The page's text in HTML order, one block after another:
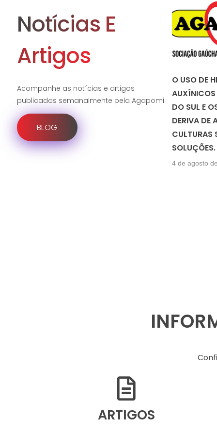
Notícias E
Artigos
Acompanhe as notícias e artigos
publicados semanalmente pela Agapomi
BLOG
O USO DE
AUXÍNICOS
DO SUL E
DERIVA DE
CULTURAS
SOLUÇÕES.
4 de agosto
ARTIGOS